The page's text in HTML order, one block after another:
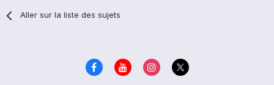
Aller sur la liste des sujets